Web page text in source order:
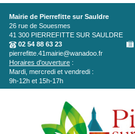
Aller au contenu principal
Mairie de Pierrefitte sur Sauldre
26 rue de Souesmes
41 300 PIERREFITTE SUR SAULDRE
02 54 88 63 23
pierrefitte.41mairie@wanadoo.fr
Horaires d'ouverture :
Mardi, mercredi et vendredi :
9h-12h et 15h-17h